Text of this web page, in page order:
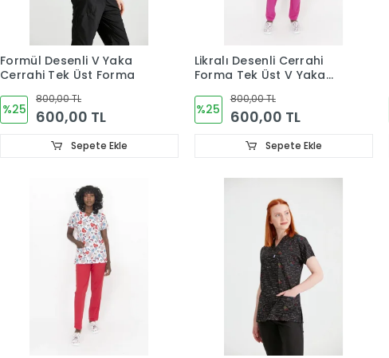
Formül Desenli V Yaka
Cerrahi Tek Üst Forma
%25
800,00 TL
600,00 TL
Sepete Ekle
Likralı Desenli Cerrahi
Forma Tek Üst V Yaka
%25
800,00 TL
600,00 TL
Sepete Ekle